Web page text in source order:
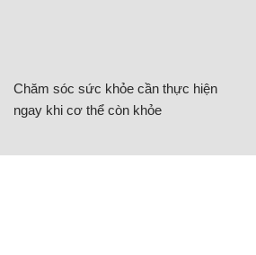
Chăm sóc sức khỏe cần thực hiện
ngay khi cơ thể còn khỏe